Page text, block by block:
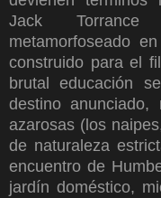
Jack
metamorfoseado
construido para el
brutal educación
destino anunciado,
azarosas (los
de naturaleza
encuentro de
jardín doméstico,